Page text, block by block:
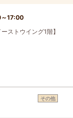
17:00
ストウイング1階】
その他